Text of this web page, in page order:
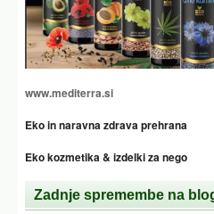
www.mediterra.si
Eko in naravna zdrava prehrana
Eko kozmetika & izdelki za nego
Zadnje spremembe na